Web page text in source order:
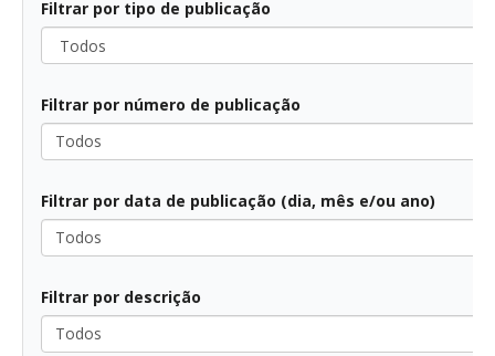
Filtrar por tipo de publicação
Filtrar por número de publicação
Filtrar por data de publicação (dia, mês e/ou ano)
Filtrar por descrição